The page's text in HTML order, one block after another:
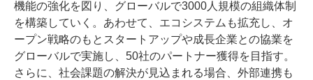
機能の強化を図り、グローバルで3000人規模の組織体制
を構築していく。あわせて、エコシステムも拡充し、オ
ープン戦略のもとスタートアップや成長企業との協業を
グローバルで実施し、50社のパートナー獲得を目指す。
さらに、社会課題の解決が見込まれる場合、外部連携も